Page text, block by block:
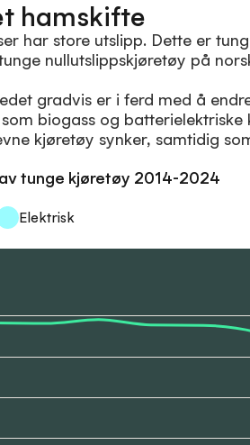
hamskifte
har store utslipp. Dette er
nullutslippskjøretøy på
gradvis er i ferd med å
biogass og batterielektriske
kjøretøy synker, samtidig
tunge kjøretøy 2014-2024
Elektrisk